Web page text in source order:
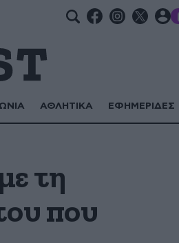
ΑΘΛΗΤΙΚΑ ΕΦΗΜΕΡΙΔΕΣ
τη
που